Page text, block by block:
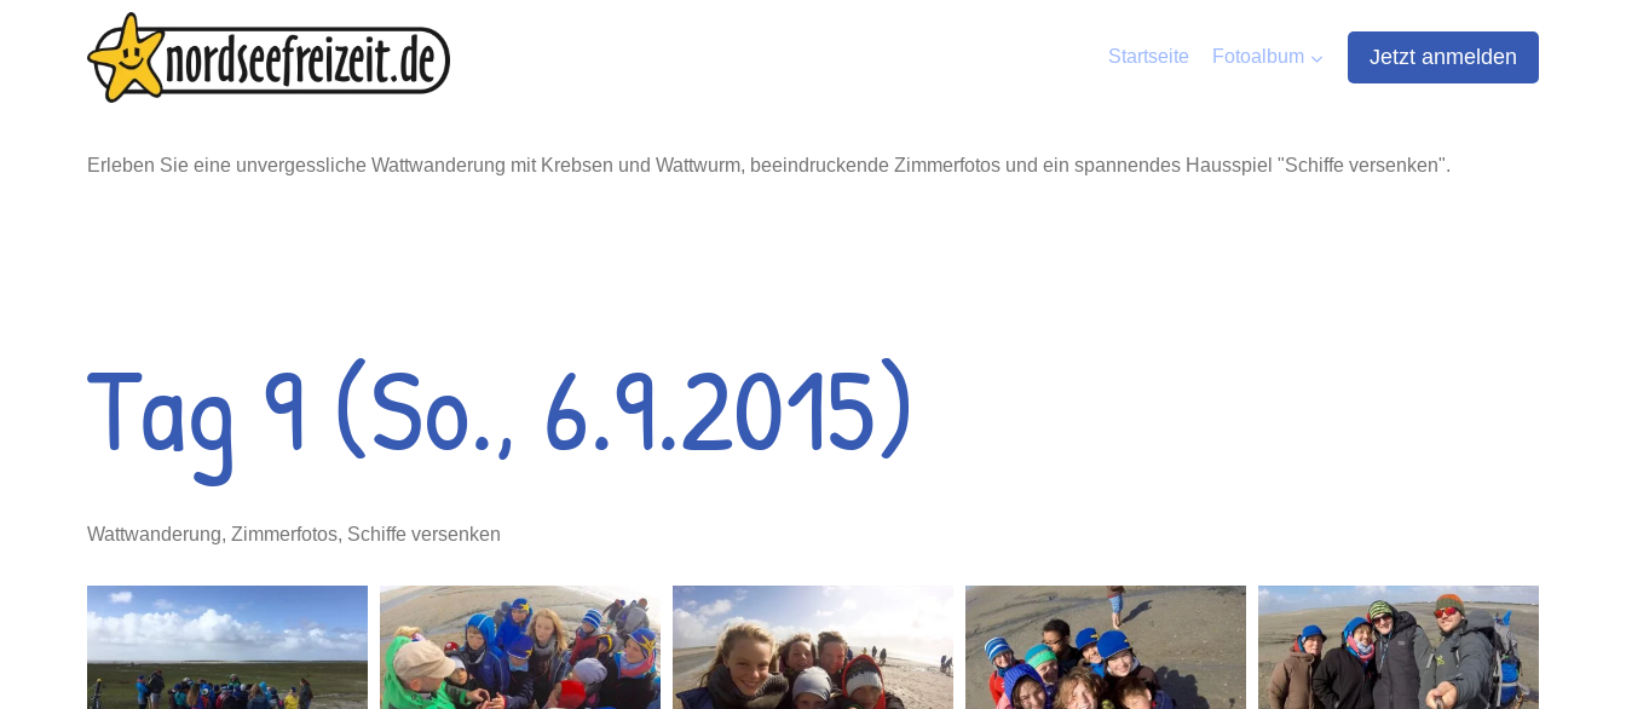
Startseite Fotoalbum Jetzt anmelden
Erleben Sie eine unvergessliche Wattwanderung mit Krebsen und Wattwurm, beeindruckende Zimmerfotos und ein spannendes Hausspiel "Schiffe versenken".
Tag 9 (So., 6.9.2015)
Wattwanderung, Zimmerfotos, Schiffe versenken